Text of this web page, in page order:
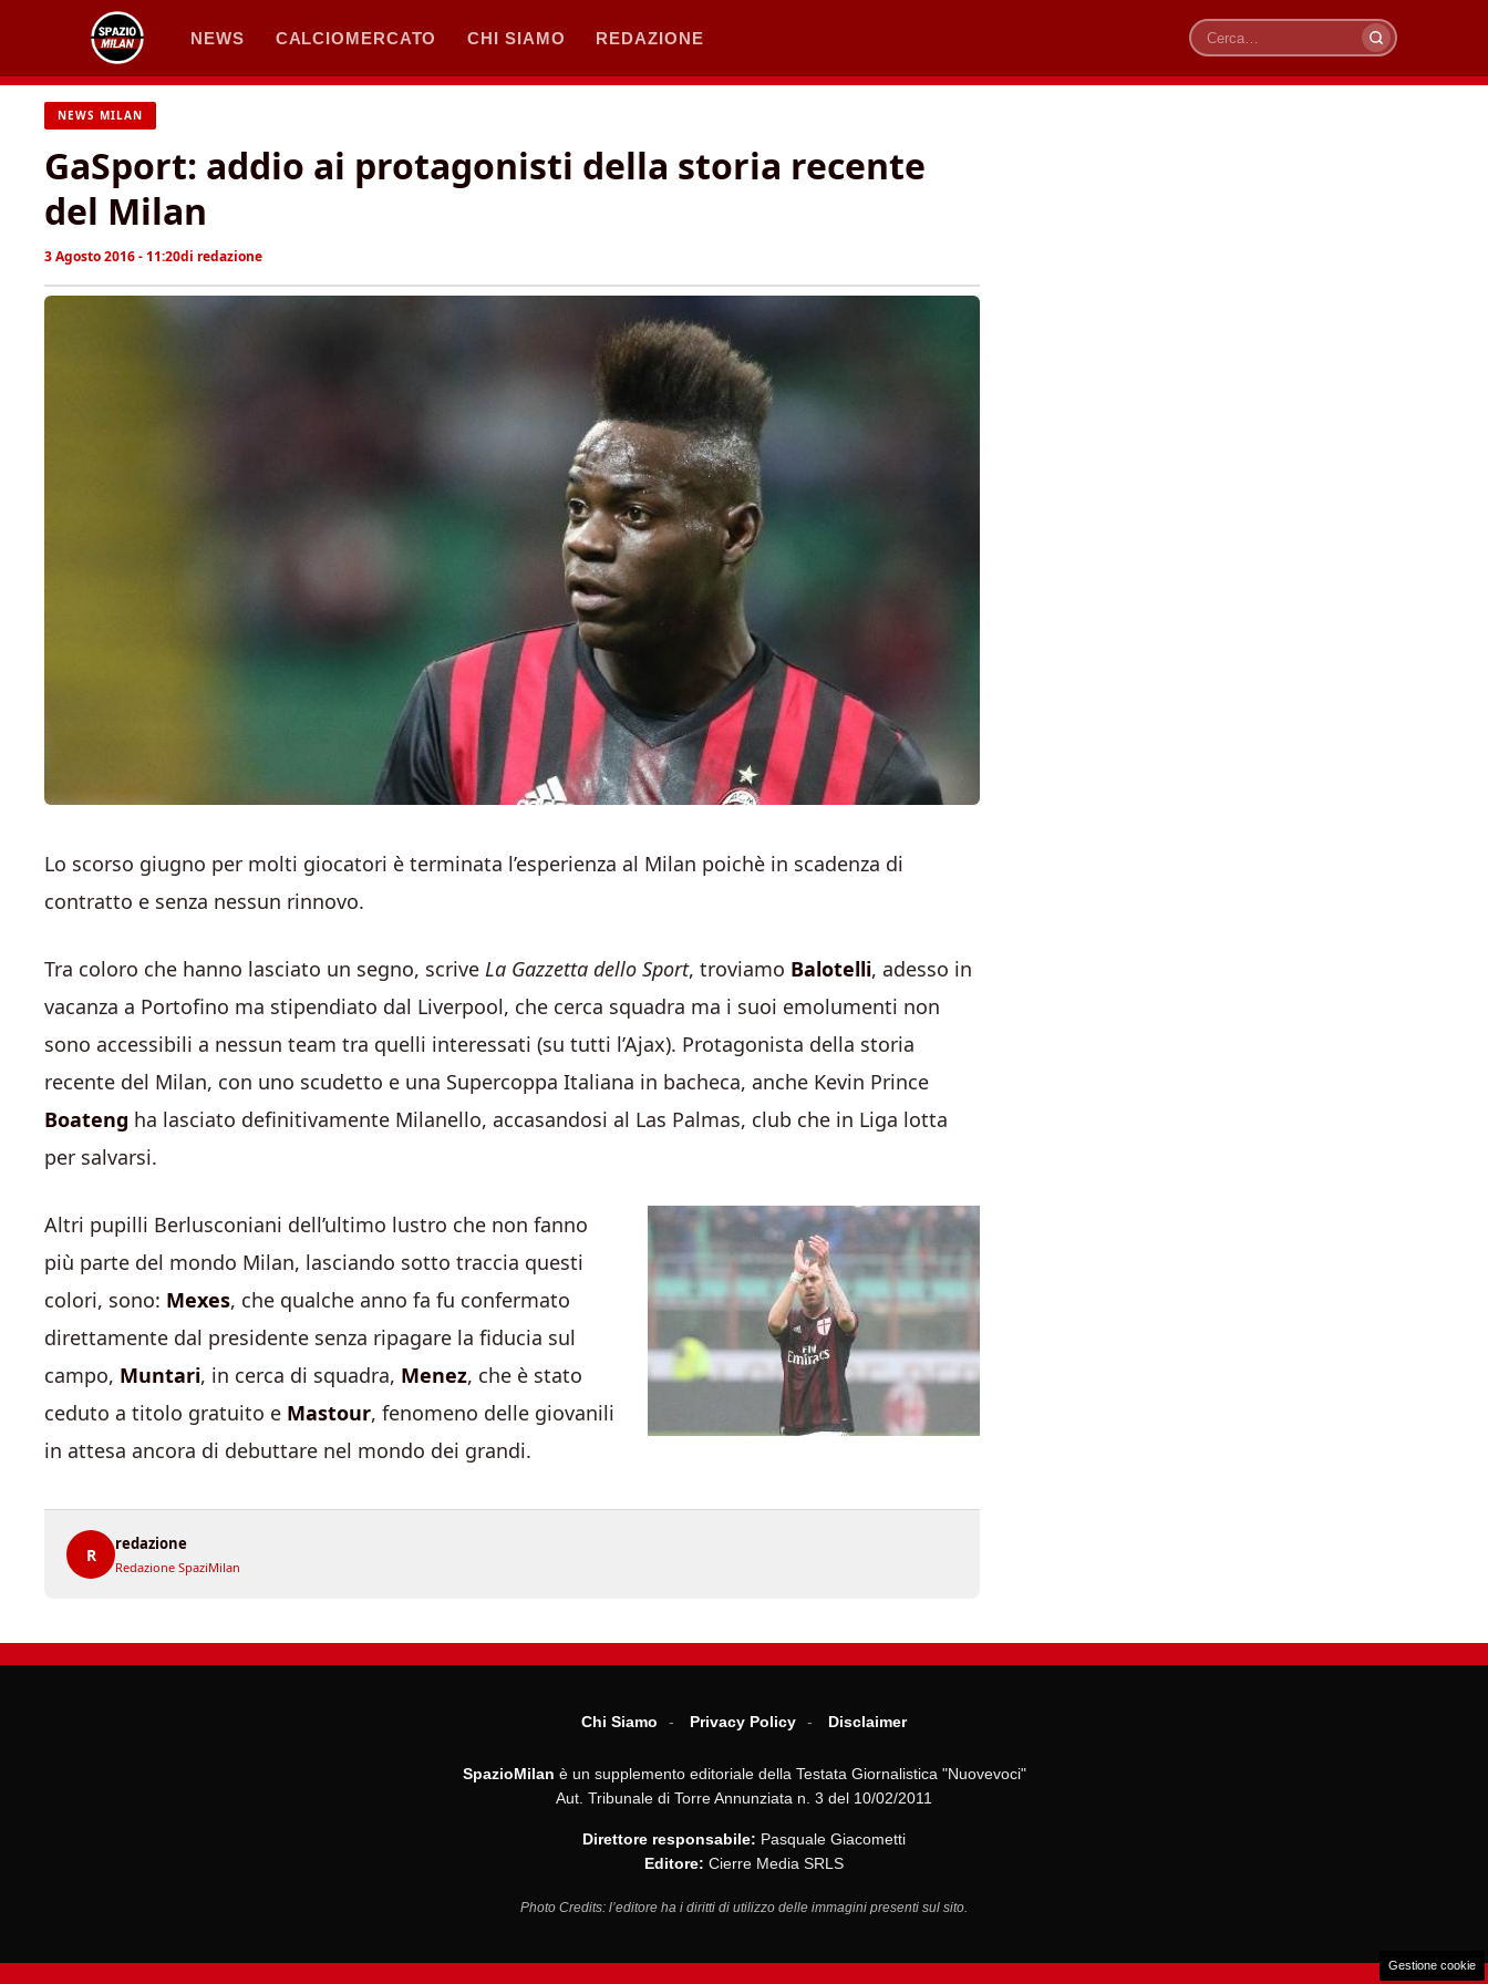
contenuto
NEWS CALCIOMERCATO CHI SIAMO REDAZIONE
Cerca
NEWS MILAN
GaSport: addio ai protagonisti della storia recente
del Milan
3 Agosto 2016 - 11:20di redazione
Lo scorso giugno per molti giocatori è terminata l’esperienza al Milan poichè in scadenza di
contratto e senza nessun rinnovo.
Tra coloro che hanno lasciato un segno, scrive La Gazzetta dello Sport, troviamo Balotelli, adesso in
vacanza a Portofino ma stipendiato dal Liverpool, che cerca squadra ma i suoi emolumenti non
sono accessibili a nessun team tra quelli interessati (su tutti l’Ajax). Protagonista della storia
recente del Milan, con uno scudetto e una Supercoppa Italiana in bacheca, anche Kevin Prince
Boateng ha lasciato definitivamente Milanello, accasandosi al Las Palmas, club che in Liga lotta
per salvarsi.
Altri pupilli Berlusconiani dell’ultimo lustro che non fanno
più parte del mondo Milan, lasciando sotto traccia questi
colori, sono: Mexes, che qualche anno fa fu confermato
direttamente dal presidente senza ripagare la fiducia sul
campo, Muntari, in cerca di squadra, Menez, che è stato
ceduto a titolo gratuito e Mastour, fenomeno delle giovanili
in attesa ancora di debuttare nel mondo dei grandi.
R
redazione
Redazione SpaziMilan
Chi Siamo Privacy Policy Disclaimer
SpazioMilan è un supplemento editoriale della Testata Giornalistica "Nuovevoci"
Aut. Tribunale di Torre Annunziata n. 3 del 10/02/2011
Direttore responsabile: Pasquale Giacometti
Editore: Cierre Media SRLS
Photo Credits: l’editore ha i diritti di utilizzo delle immagini presenti sul sito.
Gestione cookie